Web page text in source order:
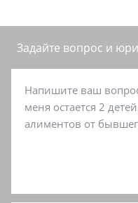
Задайте вопрос и